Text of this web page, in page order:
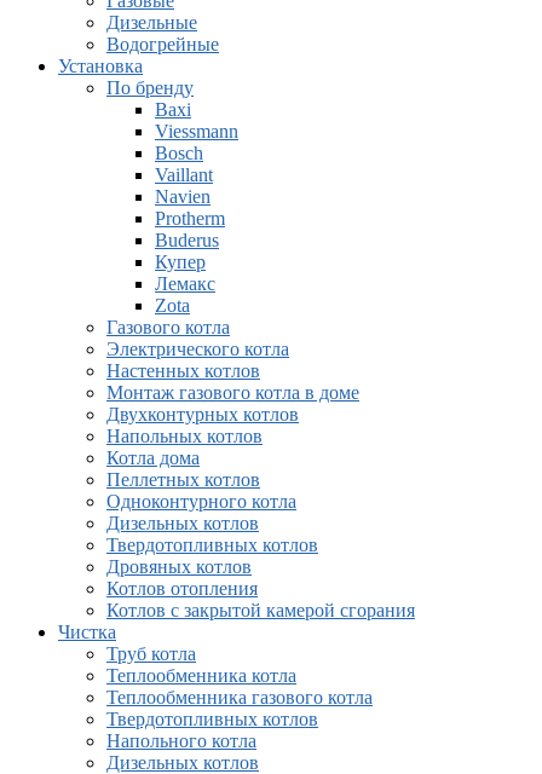
Дизельные
Водогрейные
Установка
По бренду
Baxi
Viessmann
Bosch
Vaillant
Navien
Protherm
Buderus
Купер
Лемакс
Zota
Газового котла
Электрического котла
Настенных котлов
Монтаж газового котла в доме
Двухконтурных котлов
Напольных котлов
Котла дома
Пеллетных котлов
Одноконтурного котла
Дизельных котлов
Твердотопливных котлов
Дровяных котлов
Котлов отопления
Котлов с закрытой камерой сгорания
Чистка
Труб котла
Теплообменника котла
Теплообменника газового котла
Твердотопливных котлов
Напольного котла
Дизельных котлов